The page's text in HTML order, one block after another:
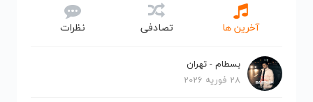
آخرین ها تصادفی نظرات
بسطام - تهران
28 فوریه 2026